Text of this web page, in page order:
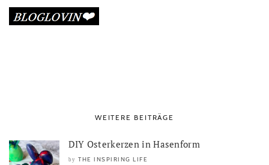
WEITERE BEITRÄGE
DIY Osterkerzen in Hasenform
by THE INSPIRING LIFE